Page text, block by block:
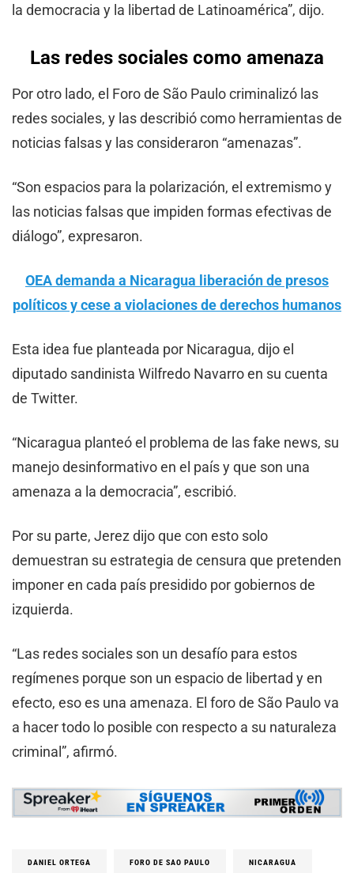
la democracia y la libertad de Latinoamérica”, dijo.
Las redes sociales como amenaza
Por otro lado, el Foro de São Paulo criminalizó las
redes sociales, y las describió como herramientas de
noticias falsas y las consideraron “amenazas”.
“Son espacios para la polarización, el extremismo y
las noticias falsas que impiden formas efectivas de
diálogo”, expresaron.
OEA demanda a Nicaragua liberación de presos
políticos y cese a violaciones de derechos humanos
Esta idea fue planteada por Nicaragua, dijo el
diputado sandinista Wilfredo Navarro en su cuenta
de Twitter.
“Nicaragua planteó el problema de las fake news, su
manejo desinformativo en el país y que son una
amenaza a la democracia”, escribió.
Por su parte, Jerez dijo que con esto solo
demuestran su estrategia de censura que pretenden
imponer en cada país presidido por gobiernos de
izquierda.
“Las redes sociales son un desafío para estos
regímenes porque son un espacio de libertad y en
efecto, eso es una amenaza. El foro de São Paulo va
a hacer todo lo posible con respecto a su naturaleza
criminal”, afirmó.
DANIEL ORTEGA FORO DE SAO PAULO NICARAGUA